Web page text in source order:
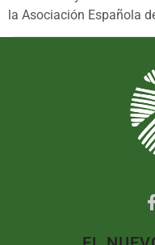
la Asociación Española